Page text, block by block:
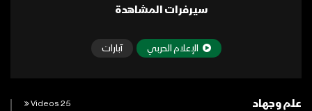
سيرفرات المشاهدة
الإعلام الحربي آبارات
علم وجهاد 25 Videos